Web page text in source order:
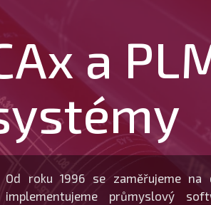
a
Od roku 1996 se zaměřujeme na
implementujeme průmyslový